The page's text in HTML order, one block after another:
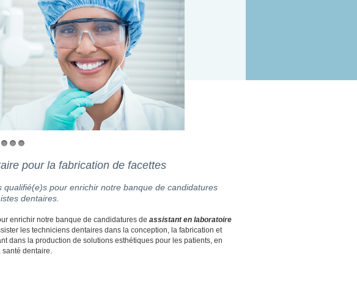
pour la fabrication de facettes
pour enrichir notre banque de candidatures
dentaires.
enrichir notre banque de candidatures de assistant en laboratoire
les techniciens dentaires dans la conception, la fabrication et
dans la production de solutions esthétiques pour les patients, en
dentaire.